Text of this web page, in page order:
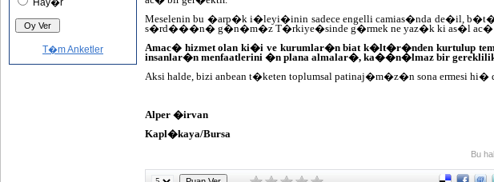
T�m Anketler
Meselenin bu �arp�k i�leyi�inin sadece engelli camias�nda de�il,
s�rd���n� g�n�m�z T�rkiye�sinde g�rmek ne yaz�k ki as�l ac�
Amac� hizmet olan ki�i ve kurumlar�n biat k�lt�r�nden kurtulup
insanlar�n menfaatlerini �n plana almalar�, ka��n�lmaz bir
Aksi halde, bizi anbean t�keten toplumsal patinaj�m�z�n sona ermesi
Alper �irvan
Kapl�kaya/Bursa
Bu